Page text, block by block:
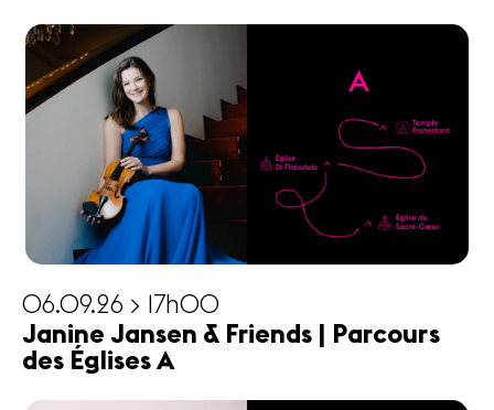
06.09.26 > 17h00
Janine Jansen & Friends | Parcours
des Églises A